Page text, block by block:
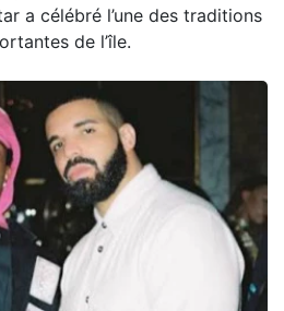
a célébré l’une des traditions
de l’île.